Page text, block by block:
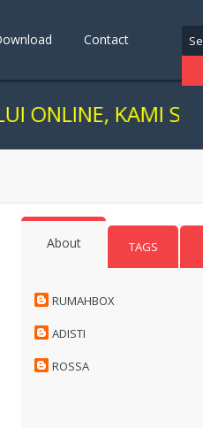
Contact
KAMI
About TAGS
RUMAHBOX
ADISTI
ROSSA